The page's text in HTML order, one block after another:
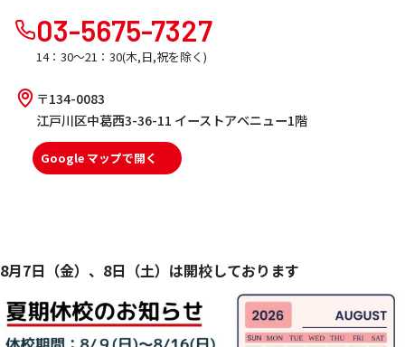
03-5675-7327
14：30～21：30(木,日,祝を除く)
〒134-0083
江戸川区中葛西3-36-11 イーストアベニュー1階
Google マップで開く
8月7日（金）、8日（土）は開校しております